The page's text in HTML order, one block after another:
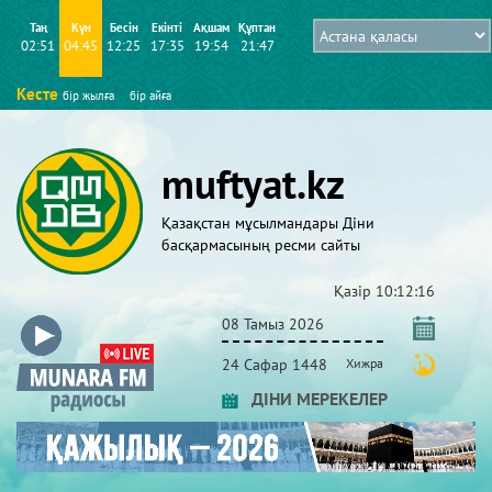
Таң
02:51
Күн
04:45
Бесін
12:25
Екінті
17:35
Ақшам
19:54
Құптан
21:47
Кесте бір жылға бір айға
muftyat.kz
Қазақстан мұсылмандары Діни
басқармасының ресми сайты
Қазір 10:12:16
08 Тамыз 2026
24 Сафар 1448 Хижра
ДІНИ МЕРЕКЕЛЕР